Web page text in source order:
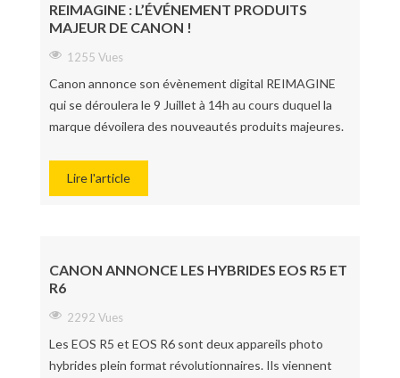
REIMAGINE : L’ÉVÉNEMENT PRODUITS
MAJEUR DE CANON !
1255 Vues
Canon annonce son évènement digital REIMAGINE
qui se déroulera le 9 Juillet à 14h au cours duquel la
marque dévoilera des nouveautés produits majeures.
Lire l'article
CANON ANNONCE LES HYBRIDES EOS R5 ET
R6
2292 Vues
Les EOS R5 et EOS R6 sont deux appareils photo
hybrides plein format révolutionnaires. Ils viennent